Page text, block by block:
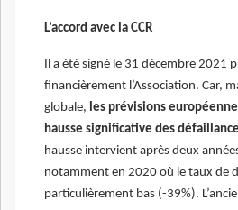
L’accord avec la CCR
Il a été signé le 31 décembre 2021
financièrement l’Association. Car,
globale, les prévisions
hausse significative des
hausse intervient après deux
notamment en 2020 où le taux de
particulièrement bas (-39%).